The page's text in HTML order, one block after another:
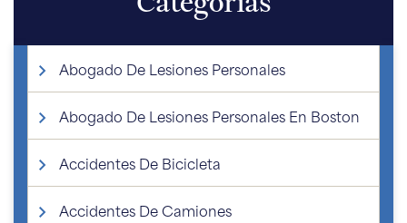
Abogado De Lesiones Personales
Abogado De Lesiones Personales En Boston
Accidentes De Bicicleta
Accidentes De Camiones